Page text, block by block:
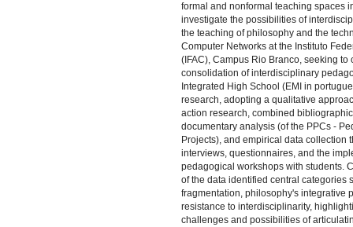
formal and nonformal teaching spaces
investigate the possibilities of
the teaching of philosophy and the
Computer Networks at the Instituto
(IFAC), Campus Rio Branco, seeking to
consolidation of interdisciplinary
Integrated High School (EMI in
research, adopting a qualitative
action research, combined
documentary analysis (of the PPCs -
Projects), and empirical data collection
interviews, questionnaires, and the
pedagogical workshops with students.
of the data identified central categories
fragmentation, philosophy's integrative
resistance to interdisciplinarity,
challenges and possibilities of